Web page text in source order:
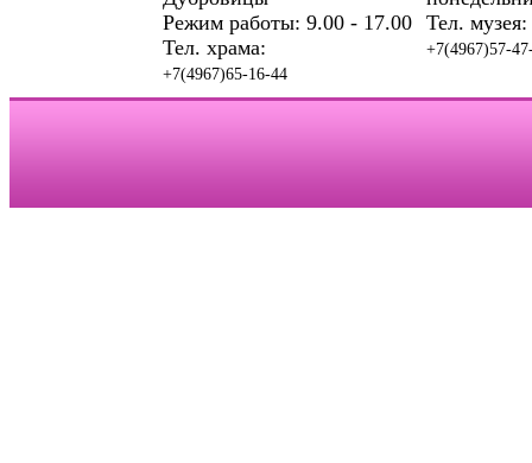
Режим работы: 9.00 - 17.00
Тел. храма:
+7(4967)65-16-44
Тел. музея:
+7(4967)57-